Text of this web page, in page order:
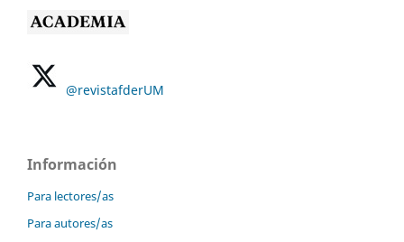
@revistafderUM
Información
Para lectores/as
Para autores/as